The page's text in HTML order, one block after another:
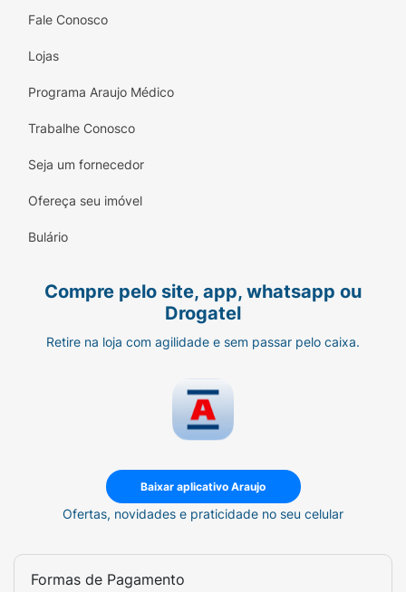
Fale Conosco
Lojas
Programa Araujo Médico
Trabalhe Conosco
Seja um fornecedor
Ofereça seu imóvel
Bulário
Compre pelo site, app, whatsapp ou
Drogatel
Retire na loja com agilidade e sem passar pelo caixa.
Baixar aplicativo Araujo
Ofertas, novidades e praticidade no seu celular
Formas de Pagamento